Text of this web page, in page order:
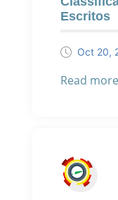
Escritos
Oct 20,
Read more